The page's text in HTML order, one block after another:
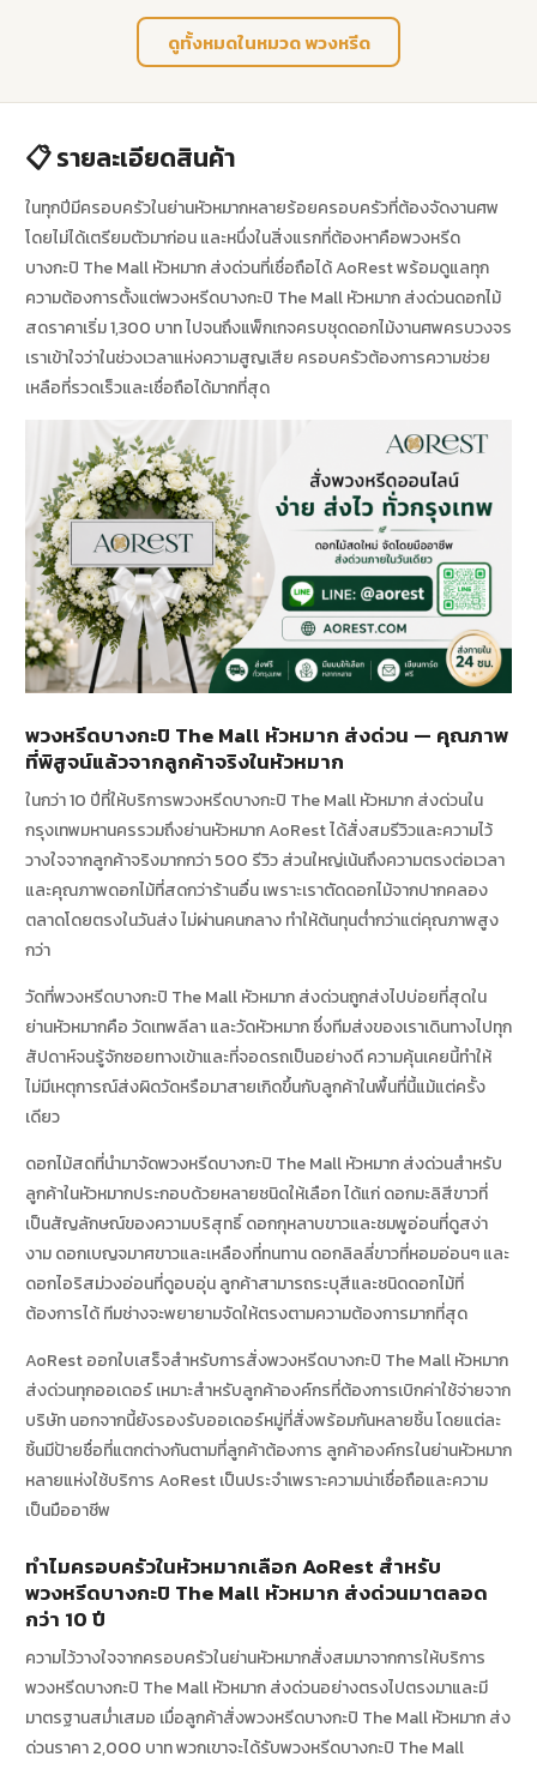
2,500 ฿.
1,500 ฿.1,300 ฿.
ดูทั้งหมดในหมวด พวงหรีด
📋 รายละเอียดสินค้า
ในทุกปีมีครอบครัวในย่านหัวหมากหลายร้อยครอบครัวที่ต้องจัดงานศพ
โดยไม่ได้เตรียมตัวมาก่อน และหนึ่งในสิ่งแรกที่ต้องหาคือพวงหรีด
บางกะปิ The Mall หัวหมาก ส่งด่วนที่เชื่อถือได้ AoRest พร้อมดูแลทุก
ความต้องการตั้งแต่พวงหรีดบางกะปิ The Mall หัวหมาก ส่งด่วนดอกไม้
สดราคาเริ่ม 1,300 บาท ไปจนถึงแพ็กเกจครบชุดดอกไม้งานศพครบวงจร
เราเข้าใจว่าในช่วงเวลาแห่งความสูญเสีย ครอบครัวต้องการความช่วย
เหลือที่รวดเร็วและเชื่อถือได้มากที่สุด
พวงหรีดบางกะปิ The Mall หัวหมาก ส่งด่วน — คุณภาพ
ที่พิสูจน์แล้วจากลูกค้าจริงในหัวหมาก
ในกว่า 10 ปีที่ให้บริการพวงหรีดบางกะปิ The Mall หัวหมาก ส่งด่วนใน
กรุงเทพมหานครรวมถึงย่านหัวหมาก AoRest ได้สั่งสมรีวิวและความไว้
วางใจจากลูกค้าจริงมากกว่า 500 รีวิว ส่วนใหญ่เน้นถึงความตรงต่อเวลา
และคุณภาพดอกไม้ที่สดกว่าร้านอื่น เพราะเราตัดดอกไม้จากปากคลอง
ตลาดโดยตรงในวันส่ง ไม่ผ่านคนกลาง ทำให้ต้นทุนต่ำกว่าแต่คุณภาพสูง
กว่า
วัดที่พวงหรีดบางกะปิ The Mall หัวหมาก ส่งด่วนถูกส่งไปบ่อยที่สุดใน
ย่านหัวหมากคือ วัดเทพลีลา และวัดหัวหมาก ซึ่งทีมส่งของเราเดินทางไปทุก
สัปดาห์จนรู้จักซอยทางเข้าและที่จอดรถเป็นอย่างดี ความคุ้นเคยนี้ทำให้
ไม่มีเหตุการณ์ส่งผิดวัดหรือมาสายเกิดขึ้นกับลูกค้าในพื้นที่นี้แม้แต่ครั้ง
เดียว
ดอกไม้สดที่นำมาจัดพวงหรีดบางกะปิ The Mall หัวหมาก ส่งด่วนสำหรับ
ลูกค้าในหัวหมากประกอบด้วยหลายชนิดให้เลือก ได้แก่ ดอกมะลิสีขาวที่
เป็นสัญลักษณ์ของความบริสุทธิ์ ดอกกุหลาบขาวและชมพูอ่อนที่ดูสง่า
งาม ดอกเบญจมาศขาวและเหลืองที่ทนทาน ดอกลิลลี่ขาวที่หอมอ่อนๆ และ
ดอกไอริสม่วงอ่อนที่ดูอบอุ่น ลูกค้าสามารถระบุสีและชนิดดอกไม้ที่
ต้องการได้ ทีมช่างจะพยายามจัดให้ตรงตามความต้องการมากที่สุด
AoRest ออกใบเสร็จสำหรับการสั่งพวงหรีดบางกะปิ The Mall หัวหมาก
ส่งด่วนทุกออเดอร์ เหมาะสำหรับลูกค้าองค์กรที่ต้องการเบิกค่าใช้จ่ายจาก
บริษัท นอกจากนี้ยังรองรับออเดอร์หมู่ที่สั่งพร้อมกันหลายชิ้น โดยแต่ละ
ชิ้นมีป้ายชื่อที่แตกต่างกันตามที่ลูกค้าต้องการ ลูกค้าองค์กรในย่านหัวหมาก
หลายแห่งใช้บริการ AoRest เป็นประจำเพราะความน่าเชื่อถือและความ
เป็นมืออาชีพ
ทำไมครอบครัวในหัวหมากเลือก AoRest สำหรับ
พวงหรีดบางกะปิ The Mall หัวหมาก ส่งด่วนมาตลอด
กว่า 10 ปี
ความไว้วางใจจากครอบครัวในย่านหัวหมากสั่งสมมาจากการให้บริการ
พวงหรีดบางกะปิ The Mall หัวหมาก ส่งด่วนอย่างตรงไปตรงมาและมี
มาตรฐานสม่ำเสมอ เมื่อลูกค้าสั่งพวงหรีดบางกะปิ The Mall หัวหมาก ส่ง
ด่วนราคา 2,000 บาท พวกเขาจะได้รับพวงหรีดบางกะปิ The Mall